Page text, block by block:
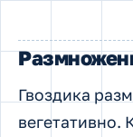
Гвоздика
вегетативно.